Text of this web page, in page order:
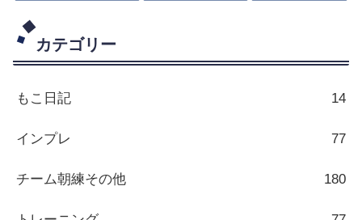
カテゴリー
もこ日記 14
インプレ 77
チーム朝練その他 180